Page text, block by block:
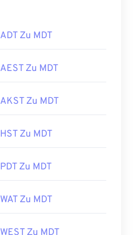
ADT Zu MDT
AEST Zu MDT
AKST Zu MDT
HST Zu MDT
PDT Zu MDT
WAT Zu MDT
WEST Zu MDT